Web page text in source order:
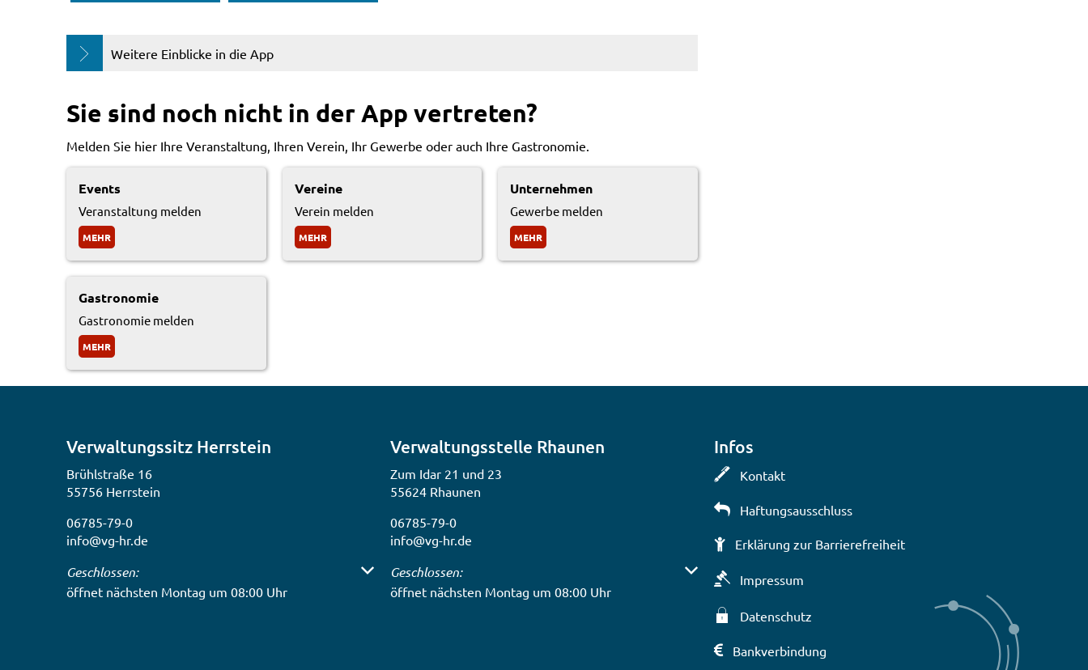
Weitere Einblicke in die App
Sie sind noch nicht in der App vertreten?
Melden Sie hier Ihre Veranstaltung, Ihren Verein, Ihr Gewerbe oder auch Ihre Gastronomie.
Events
Veranstaltung melden
MEHR
Vereine
Verein melden
MEHR
Unternehmen
Gewerbe melden
MEHR
Gastronomie
Gastronomie melden
MEHR
Verwaltungssitz Herrstein
Brühlstraße 16
55756 Herrstein
06785-79-0
info@vg-hr.de
Klicken, um weitere Öffnungs- oder Schließzeiten auszublenden
Geschlossen:
öffnet nächsten Montag um 08:00 Uhr
Verwaltungsstelle Rhaunen
Zum Idar 21 und 23
55624 Rhaunen
06785-79-0
info@vg-hr.de
Klicken, um weitere Öffnungs- oder Schließzeiten auszublenden
Geschlossen:
öffnet nächsten Montag um 08:00 Uhr
Infos
Kontakt
Haftungsausschluss
Erklärung zur Barrierefreiheit
Impressum
Datenschutz
Bankverbindung